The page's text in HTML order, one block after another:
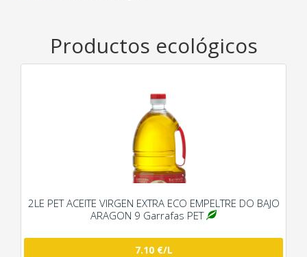
Productos ecológicos
2LE PET ACEITE VIRGEN EXTRA ECO EMPELTRE DO BAJO
ARAGON 9 Garrafas PET
7.10 €/L